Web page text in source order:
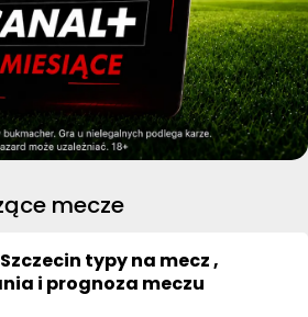
mecze
typy na mecz ,
i prognoza meczu